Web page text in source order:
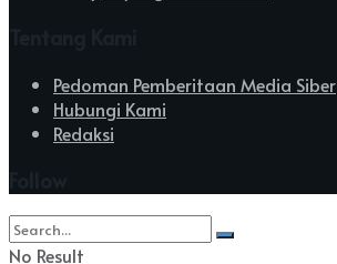
Pedoman Pemberitaan Media Siber
Hubungi Kami
Redaksi
No Result